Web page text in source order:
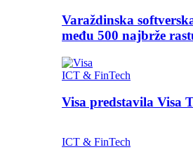
Varaždinska
među 500 najbrže
ICT & FinTech
Visa predstavila Visa
ICT & FinTech